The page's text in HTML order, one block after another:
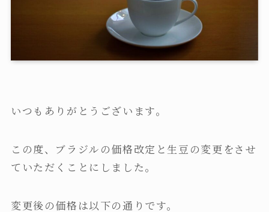
いつもありがとうございます。
この度、ブラジルの価格改定と生豆の変更をさせ
ていただくことにしました。
変更後の価格は以下の通りです。